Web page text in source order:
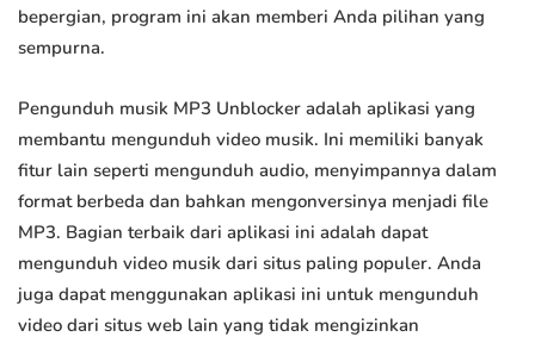
bepergian, program ini akan memberi Anda pilihan yang
sempurna.
Pengunduh musik MP3 Unblocker adalah aplikasi yang
membantu mengunduh video musik. Ini memiliki banyak
fitur lain seperti mengunduh audio, menyimpannya dalam
format berbeda dan bahkan mengonversinya menjadi file
MP3. Bagian terbaik dari aplikasi ini adalah dapat
mengunduh video musik dari situs paling populer. Anda
juga dapat menggunakan aplikasi ini untuk mengunduh
video dari situs web lain yang tidak mengizinkan